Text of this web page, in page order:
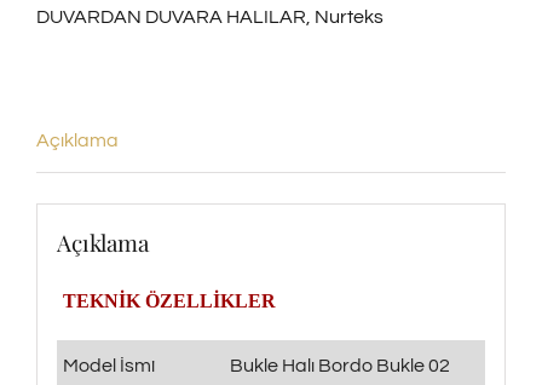
adet
DUVARDAN DUVARA HALILAR, Nurteks
Açıklama
Açıklama
TEKNİK ÖZELLİKLER
Model İsmi Bukle Halı Bordo Bukle 02